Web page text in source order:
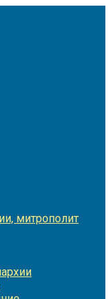
митрополит